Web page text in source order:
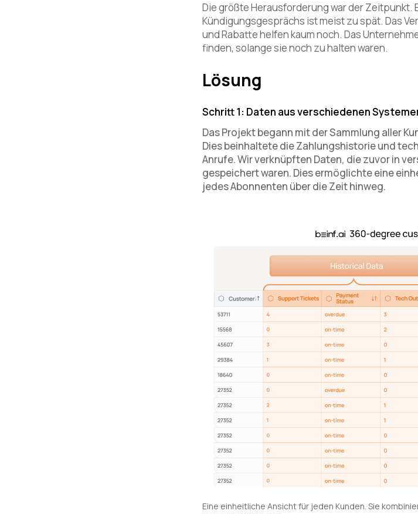
Die größte Herausforderung war der Zeitpunkt.
Kündigungsgesprächs ist meist zu spät. Das
und Rabatte helfen kaum noch. Das
finden, solange sie noch zu halten waren.
Lösung
Schritt 1: Daten aus verschiedenen
Das Projekt begann mit der Sammlung aller
Dies beinhaltete die Zahlungshistorie und
Anrufe. Wir verknüpften Daten, die zuvor in
gespeichert waren. Dies ermöglichte eine
jedes Abonnenten über die Zeit hinweg.
Eine einheitliche Ansicht für jeden Kunden. Sie